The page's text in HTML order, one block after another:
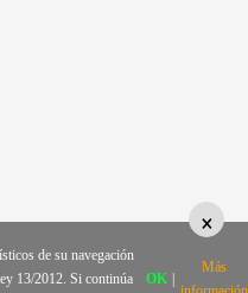
×
de su navegación
13/2012. Si continúa
OK
Más